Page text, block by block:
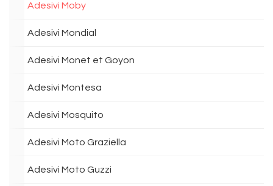
Adesivi Moby
Adesivi Mondial
Adesivi Monet et Goyon
Adesivi Montesa
Adesivi Mosquito
Adesivi Moto Graziella
Adesivi Moto Guzzi